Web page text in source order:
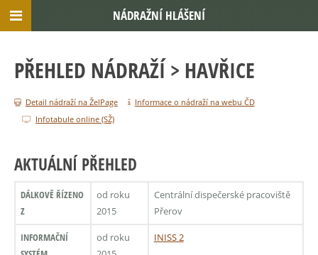
PŘEHLED NÁDRAŽÍ > HAVŘICE
Detail nádraží na ŽelPage
Informace o nádraží na webu ČD
Infotabule online (SŽ)
AKTUÁLNÍ PŘEHLED
DÁLKOVĚ ŘÍZENO
Z
od roku
2015
Centrální dispečerské pracoviště
Přerov
INFORMAČNÍ
od roku
INISS 2
NÁDRAŽNÍ HLÁŠENÍ